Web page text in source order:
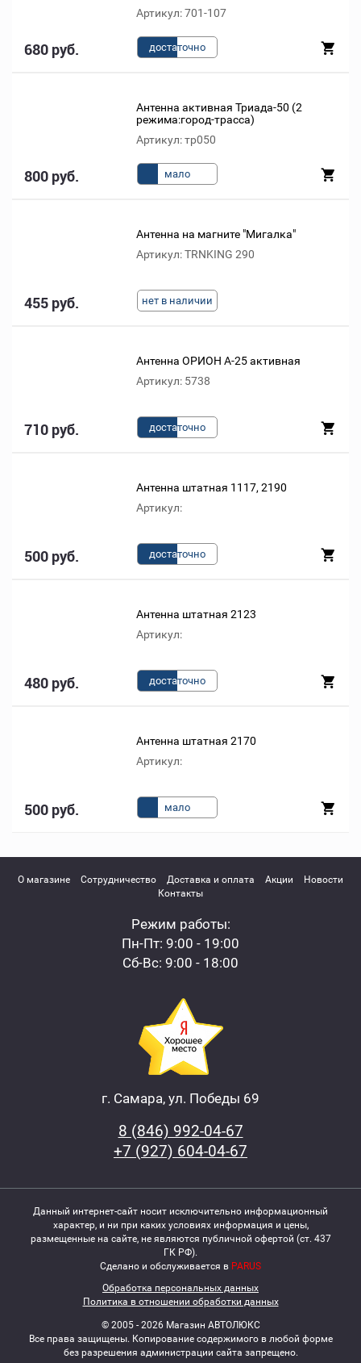
Артикул: 701-107
680 руб. достаточно
Антенна активная Триада-50 (2
режима:город-трасса)
Артикул: тр050
800 руб. мало
Антенна на магните "Мигалка"
Артикул: TRNKING 290
455 руб. нет в наличии
Антенна ОРИОН А-25 активная
Артикул: 5738
710 руб. достаточно
Антенна штатная 1117, 2190
Артикул:
500 руб. достаточно
Антенна штатная 2123
Артикул:
480 руб. достаточно
Антенна штатная 2170
Артикул:
500 руб. мало
О магазине Сотрудничество Доставка и оплата Акции
Новости
Контакты
Режим работы:
Пн-Пт: 9:00 - 19:00
Сб-Вс: 9:00 - 18:00
г. Самара, ул. Победы 69
8 (846) 992-04-67
+7 (927) 604-04-67
Данный интернет-сайт носит исключительно информационный
характер, и ни при каких условиях информация и цены,
размещенные на сайте, не являются публичной офертой (ст. 437
ГК РФ).
Сделано и обслуживается в PARUS
Обработка персональных данных
Политика в отношении обработки данных
© 2005 - 2026 Магазин АВТОЛЮКС
Все права защищены. Копирование содержимого в любой форме
без разрешения администрации сайта запрещено.